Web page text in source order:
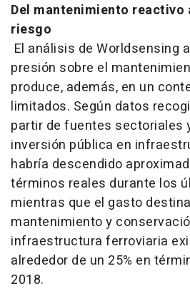
Del mantenimiento reactivo
riesgo
El análisis de Worldsensing
presión sobre el
produce, además, en un
limitados. Según datos
partir de fuentes sectoriales
inversión pública en
habría descendido
términos reales durante los
mientras que el gasto
mantenimiento y
infraestructura ferroviaria
alrededor de un 25% en
2018.